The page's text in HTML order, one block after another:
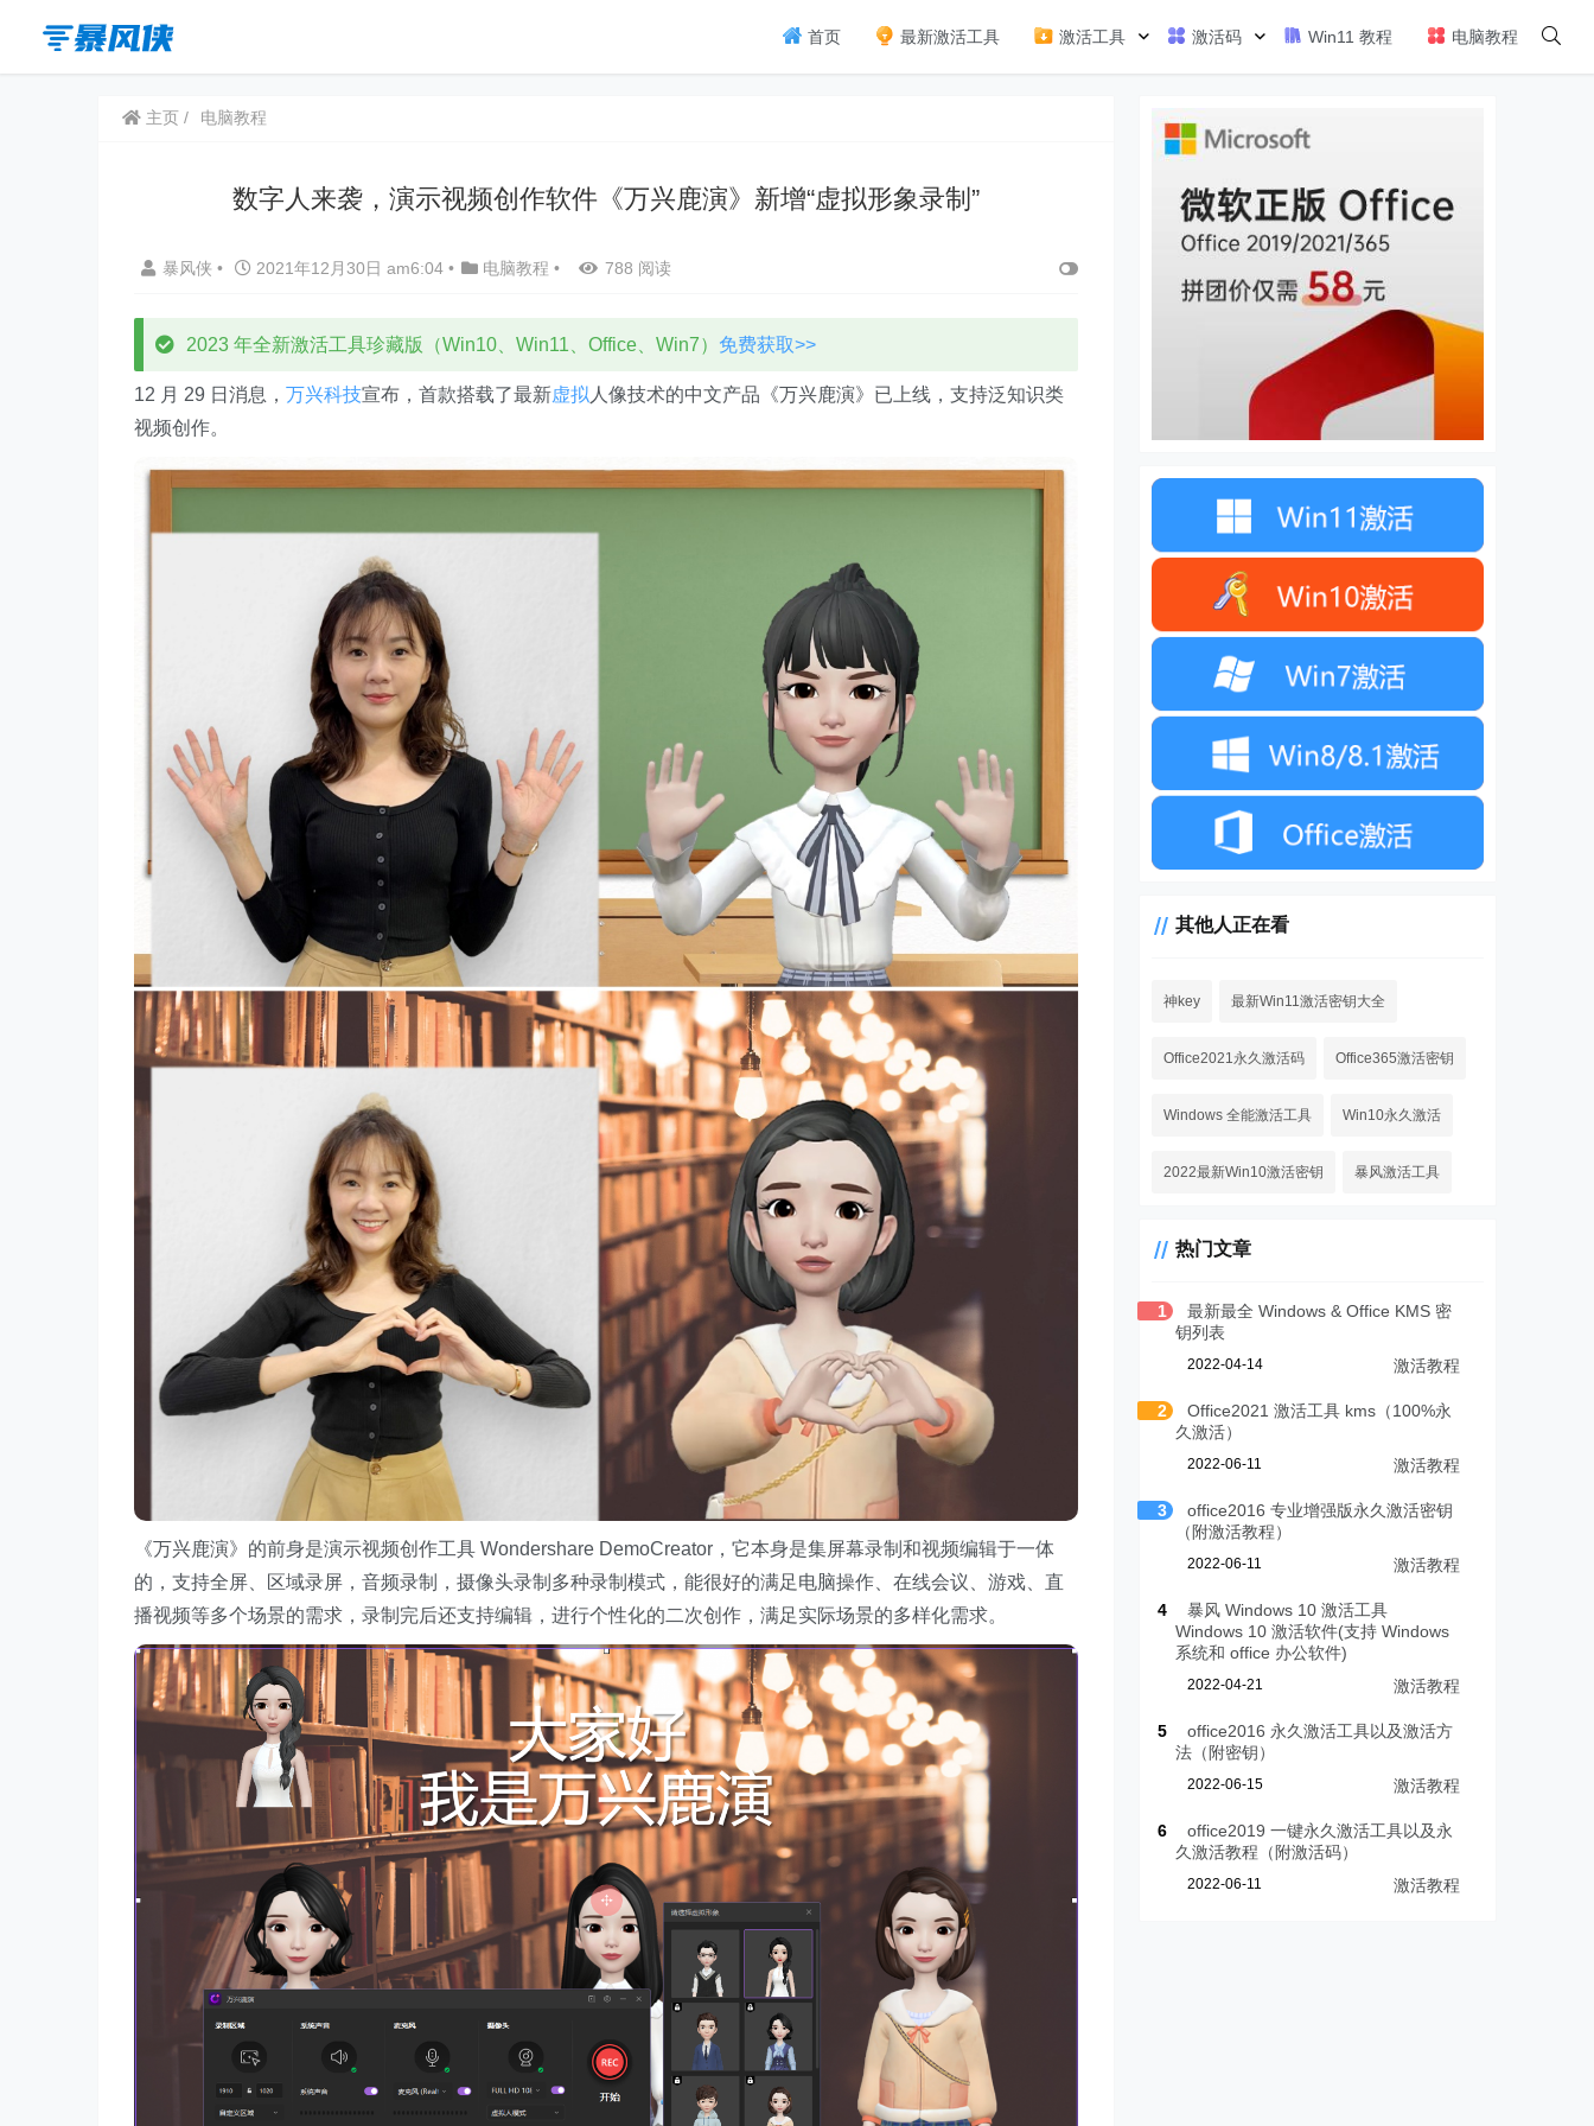
首页 最新激活工具 激活工具 激活码 Win11 教程 电脑教程
主页 电脑教程
数字人来袭，演示视频创作软件《万兴鹿演》新增“虚拟形象录制”
暴风侠 • 2021年12月30日 am6:04 • 电脑教程 • 788 阅读
2023 年全新激活工具珍藏版（Win10、Win11、Office、Win7） 免费获取>>
12 月 29 日消息， 万兴科技宣布，首款搭载了最新虚拟 人像技术的中文产品《万兴鹿演》已上线，支持泛知识类
视频创作。
《万兴鹿演》的前身是演示视频创作工具 Wondershare DemoCreator，它本身是集屏幕录制和视频编辑于一体
的，支持全屏、区域录屏，音频录制，摄像头录制多种录制模式，能很好的满足电脑操作、在线会议、游戏、直
播视频等多个场景的需求，录制完后还支持编辑，进行个性化的二次创作，满足实际场景的多样化需求。
其他人正在看
神key 最新Win11激活密钥大全
Office2021永久激活码 Office365激活密钥
Windows 全能激活工具 Win10永久激活
2022最新Win10激活密钥 暴风激活工具
热门文章
1
最新最全 Windows & Office KMS 密
钥列表
2022-04-14 激活教程
2
Office2021 激活工具 kms（100%永
久激活）
2022-06-11 激活教程
3
office2016 专业增强版永久激活密钥
（附激活教程）
2022-06-11 激活教程
4
暴风 Windows 10 激活工具
Windows 10 激活软件(支持 Windows
系统和 office 办公软件)
2022-04-21 激活教程
5
office2016 永久激活工具以及激活方
法（附密钥）
2022-06-15 激活教程
6
office2019 一键永久激活工具以及永
久激活教程（附激活码）
2022-06-11 激活教程